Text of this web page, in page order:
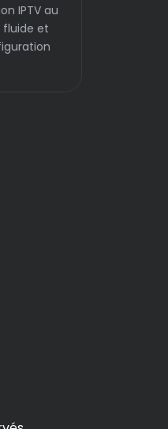
IPTV au
fluide et